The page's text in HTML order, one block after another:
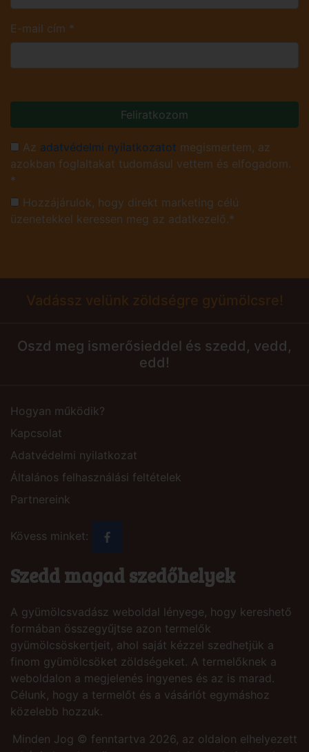
E-mail cím *
Feliratkozom
Az adatvédelmi nyilatkozatot megismertem, az
azokban foglaltakat tudomásul vettem és elfogadom.
*
Hozzájárulok, hogy direkt marketing célú
üzenetekkel keressen meg az adatkezelő.*
Vadássz velünk zöldségre gyümölcsre!
Oszd meg ismerősieddel és szedd, vedd,
edd!
Hogyan működik?
Kapcsolat
Adatvédelmi nyilatkozat
Általános felhasználási feltételek
Partnereink
Kövess minket:
Szedd magad szedőhelyek
A gyümölcsvadász weboldal lényege, hogy kereshető
formában összegyűjtse azon termelők
gyümölcsöskertjeit, ahol saját kézzel szedhetjük a
finom gyümölcsöket zöldségeket. A termelőknek a
weboldalon a megjelenés ingyenes és az is marad.
Célunk, hogy a termelőt és a vásárlót egymáshoz
közelebb hozzuk.
Minden Jog © fenntartva 2026, az oldalon elhelyezett